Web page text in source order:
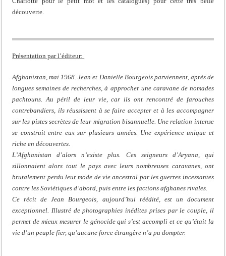
découverte.
Présentation par l’éditeur:
Afghanistan, mai 1968. Jean et Danielle Bourgeois parviennent, après de
longues semaines de recherches, à approcher une caravane de nomades
pachtouns. Au péril de leur vie, car ils ont rencontré de farouches
contrebandiers, ils réussissent à se faire accepter et à les accompagner
sur les pistes secrètes de leur migration bisannuelle. Une relation intense
se construit entre eux sur plusieurs années. Une expérience unique et
riche en découvertes.
L’Afghanistan d’alors n’existe plus. Ces seigneurs d’Aryana, qui
sillonnaient alors tout le pays avec leurs nombreuses caravanes, ont
brutalement perdu leur mode de vie ancestral par les guerres incessantes
contre les Soviétiques d’abord, puis entre les factions afghanes rivales.
Ce récit de Jean Bourgeois, aujourd’hui réédité, est un document
exceptionnel. Illustré de photographies inédites prises par le couple, il
permet de mieux mesurer le génocide qui s’est accompli et ce qu’était la
vie d’un peuple fier, qu’aucune force étrangère n’a pu dompter.